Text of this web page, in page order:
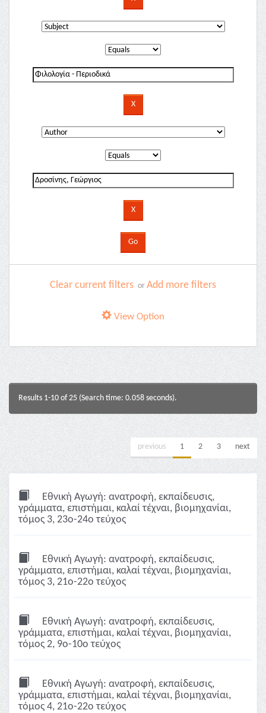
Clear current filters or Add more filters
View Option
Results 1-10 of 25 (Search time: 0.058 seconds).
previous 1 2 3 next
Εθνική Αγωγή: ανατροφή, εκπαίδευσις,
γράμματα, επιστήμαι, καλαί τέχναι, βιομηχανίαι,
τόμος 3, 23ο-24ο τεύχος
Εθνική Αγωγή: ανατροφή, εκπαίδευσις,
γράμματα, επιστήμαι, καλαί τέχναι, βιομηχανίαι,
τόμος 3, 21ο-22ο τεύχος
Εθνική Αγωγή: ανατροφή, εκπαίδευσις,
γράμματα, επιστήμαι, καλαί τέχναι, βιομηχανίαι,
τόμος 2, 9ο-10ο τεύχος
Εθνική Αγωγή: ανατροφή, εκπαίδευσις,
γράμματα, επιστήμαι, καλαί τέχναι, βιομηχανίαι,
τόμος 4, 21ο-22ο τεύχος